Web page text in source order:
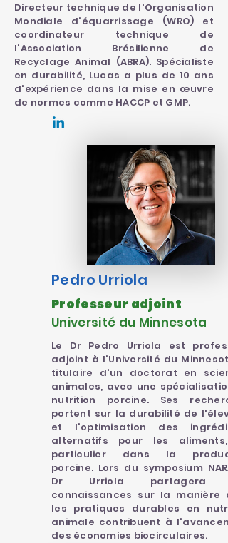
Directeur technique de l'Organisation
Mondiale d'équarrissage (WRO) et
coordinateur technique de
l'Association Brésilienne de
Recyclage Animal (ABRA). Spécialiste
en durabilité, Lucas a plus de 10 ans
d'expérience dans la mise en œuvre
de normes comme HACCP et GMP.
Pedro Urriola
Professeur adjoint
Université du Minnesota
Le Dr Pedro Urriola est
adjoint à l'Université du
titulaire d'un doctorat en
animales, avec une
nutrition porcine. Ses
portent sur la durabilité de
et l'optimisation des
alternatifs pour les aliments,
particulier dans la
porcine. Lors du symposium
Dr Urriola partagera
connaissances sur la manière
les pratiques durables en
animale contribuent à
des économies biocirculaires.